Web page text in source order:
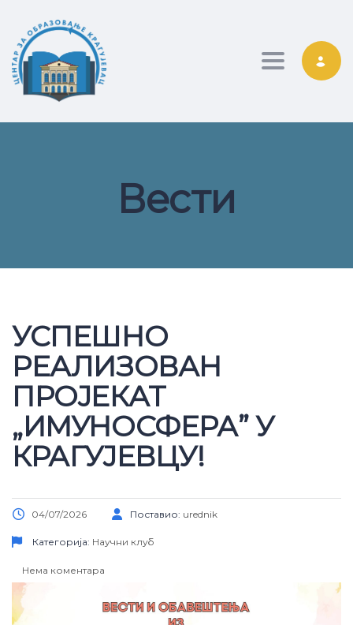
Toggle
Вести
УСПЕШНО
РЕАЛИЗОВАН
ПРОЈЕКАТ
„ИМУНОСФЕРА” У
КРАГУЈЕВЦУ!
04/07/2026 Поставио: urednik
Категорија: Научни клуб
Нема коментара